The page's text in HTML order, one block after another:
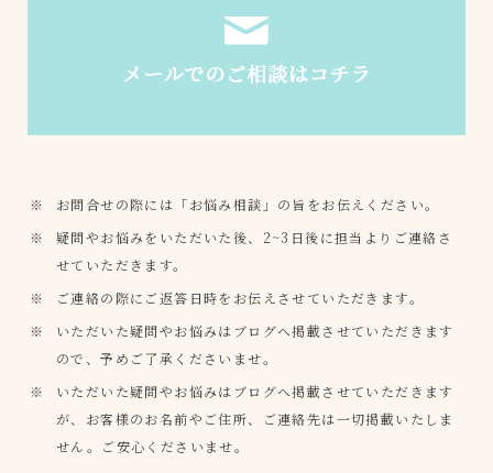
お問合せの際には「お悩み相談」の旨をお伝えください。
疑問やお悩みをいただいた後、2~3日後に担当よりご連絡さ
せていただきます。
ご連絡の際にご返答日時をお伝えさせていただきます。
いただいた疑問やお悩みはブログへ掲載させていただきます
ので、予めご了承くださいませ。
いただいた疑問やお悩みはブログへ掲載させていただきます
が、お客様のお名前やご住所、ご連絡先は一切掲載いたしま
せん。ご安心くださいませ。